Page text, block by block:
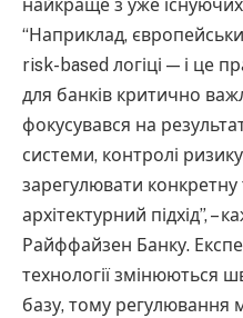
найкраще з уже
“Наприклад,
risk-based логіці — і це
для банків критично
фокусувався на
системи, контролі
зарегулювати конкретну
архітектурний підхід”, –
Райффайзен Банку.
технології змінюються
базу, тому регулювання